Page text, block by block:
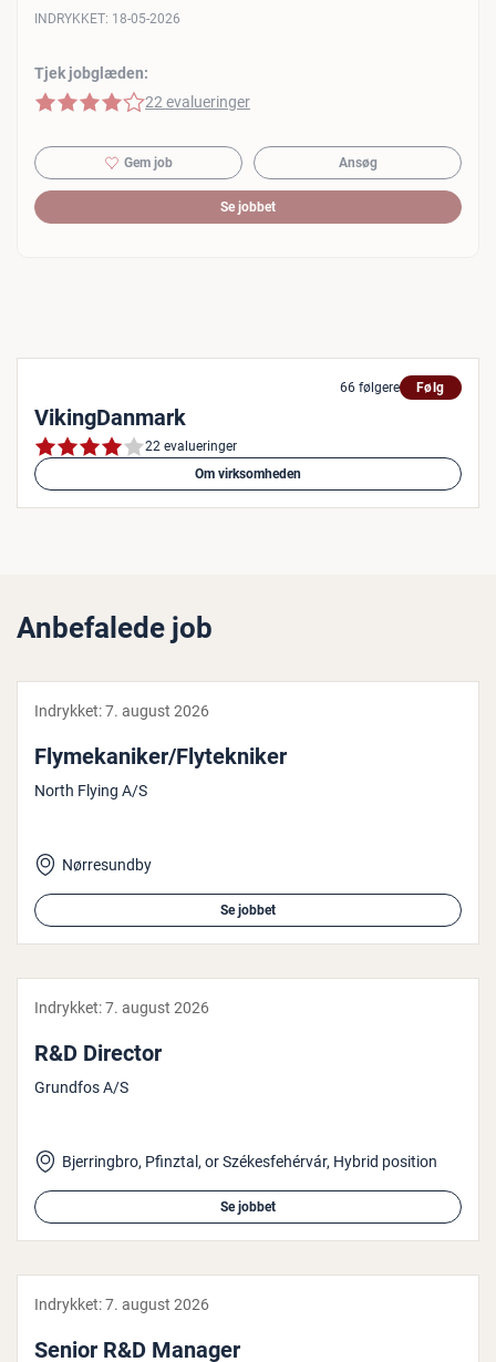
Tjek jobglæden:
4 af 5 stjerner
22 evalueringer
INDRYKKET: 18-05-2026
Gem job Ansøg
Se jobbet
66 følgere Følg
VikingDanmark
22 evalueringer
Om virksomheden
Anbefalede job
Indrykket:7. august 2026
Fly­me­ka­ni­ker/Fly­tek­ni­ker
North Flying A/S
Nørresundby
Se jobbet
Indrykket:7. august 2026
R&D Director
Grundfos A/S
Bjerringbro, Pfinztal, or Székesfehérvár, Hybrid position
Se jobbet
Indrykket:7. august 2026
Senior R&D Manager